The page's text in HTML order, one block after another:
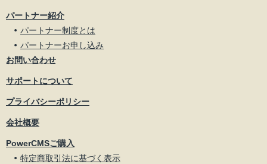
パートナー紹介
パートナー制度とは
パートナーお申し込み
お問い合わせ
サポートについて
プライバシーポリシー
会社概要
PowerCMSご購入
特定商取引法に基づく表示